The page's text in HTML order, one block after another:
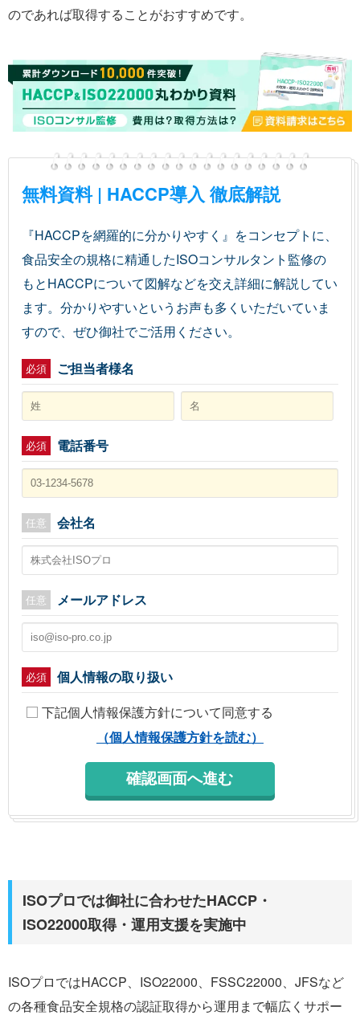
のであれば取得することがおすすめです。
無料資料 | HACCP導入 徹底解説
『HACCPを網羅的に分かりやすく』をコンセプトに、
食品安全の規格に精通したISOコンサルタント監修の
もとHACCPについて図解などを交え詳細に解説してい
ます。分かりやすいというお声も多くいただいていま
すので、ぜひ御社でご活用ください。
必須 ご担当者様名
必須 電話番号
任意 会社名
任意 メールアドレス
必須
個人情報の取り扱い
下記個人情報保護方針について同意する
（個人情報保護方針を読む）
ISOプロでは御社に合わせたHACCP・
ISO22000取得・運用支援を実施中
ISOプロではHACCP、ISO22000、FSSC22000、JFSなど
の各種食品安全規格の認証取得から運用まで幅広くサポー